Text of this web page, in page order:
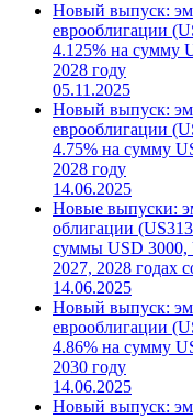
Новый выпуск:
еврооблигации
4.125% на сумму
2028 году
05.11.2025
Новый выпуск:
еврооблигации
4.75% на сумму
2028 году
14.06.2025
Новые выпуски:
облигации
суммы USD 3000,
2027, 2028 годах
14.06.2025
Новый выпуск:
еврооблигации
4.86% на сумму
2030 году
14.06.2025
Новый выпуск: